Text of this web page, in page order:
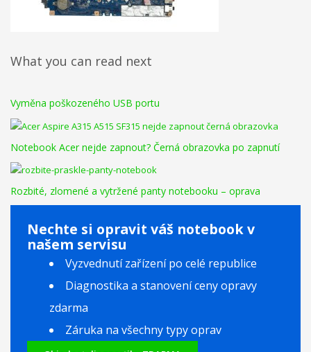
What you can read next
Vyměna poškozeného USB portu
Notebook Acer nejde zapnout? Černá obrazovka po zapnutí
Rozbité, zlomené a vytržené panty notebooku – oprava
Nechte si opravit váš notebook v
našem servisu
Vyzvednutí zařízení po celé republice
Diagnostika a stanovení ceny opravy
zdarma
Záruka na všechny typy oprav